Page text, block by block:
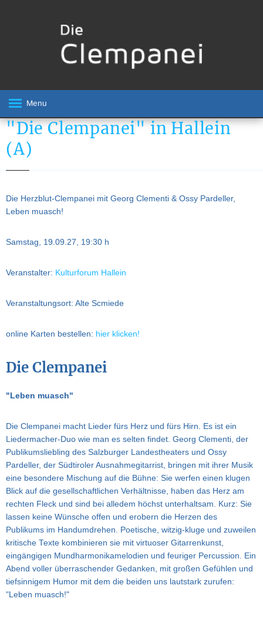
Menu
"Die Clempanei" in Hallein
(A)
Die Herzblut-Clempanei mit Georg Clementi & Ossy Pardeller,
Leben muasch!
Samstag, 19.09.27, 19:30 h
Veranstalter: Kulturforum Hallein
Veranstaltungsort: Alte Scmiede
online Karten bestellen: hier klicken!
Die Clempanei
"Leben muasch"
Die Clempanei macht Lieder fürs Herz und fürs Hirn. Es ist ein
Liedermacher-Duo wie man es selten findet. Georg Clementi, der
Publikumsliebling des Salzburger Landestheaters und Ossy
Pardeller, der Südtiroler Ausnahmegitarrist, bringen mit ihrer Musik
eine besondere Mischung auf die Bühne: Sie werfen einen klugen
Blick auf die gesellschaftlichen Verhältnisse, haben das Herz am
rechten Fleck und sind bei alledem höchst unterhaltsam. Kurz: Sie
lassen keine Wünsche offen und erobern die Herzen des
Publikums im Handumdrehen. Poetische, witzig-kluge und zuweilen
kritische Texte kombinieren sie mit virtuoser Gitarrenkunst,
eingängigen Mundharmonikamelodien und feuriger Percussion. Ein
Abend voller überraschender Gedanken, mit großen Gefühlen und
tiefsinnigem Humor mit dem die beiden uns lautstark zurufen:
"Leben muasch!"